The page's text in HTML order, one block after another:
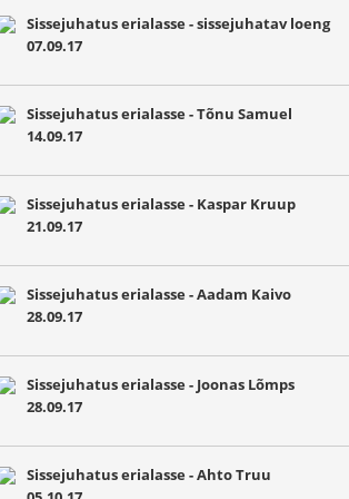
Sissejuhatus erialasse - sissejuhatav loeng
07.09.17
Sissejuhatus erialasse - Tõnu Samuel
14.09.17
Sissejuhatus erialasse - Kaspar Kruup
21.09.17
Sissejuhatus erialasse - Aadam Kaivo
28.09.17
Sissejuhatus erialasse - Joonas Lõmps
28.09.17
Sissejuhatus erialasse - Ahto Truu